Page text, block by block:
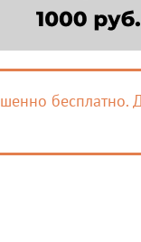
бесплатно.